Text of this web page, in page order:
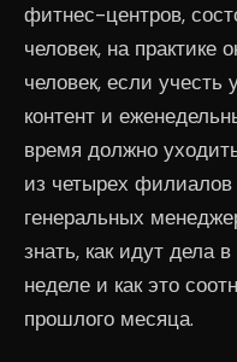
фитнес-центров,
человек, на практике
человек, если учесть
контент и
время должно
из четырех
генеральных
знать, как идут дела
неделе и как это
прошлого месяца.